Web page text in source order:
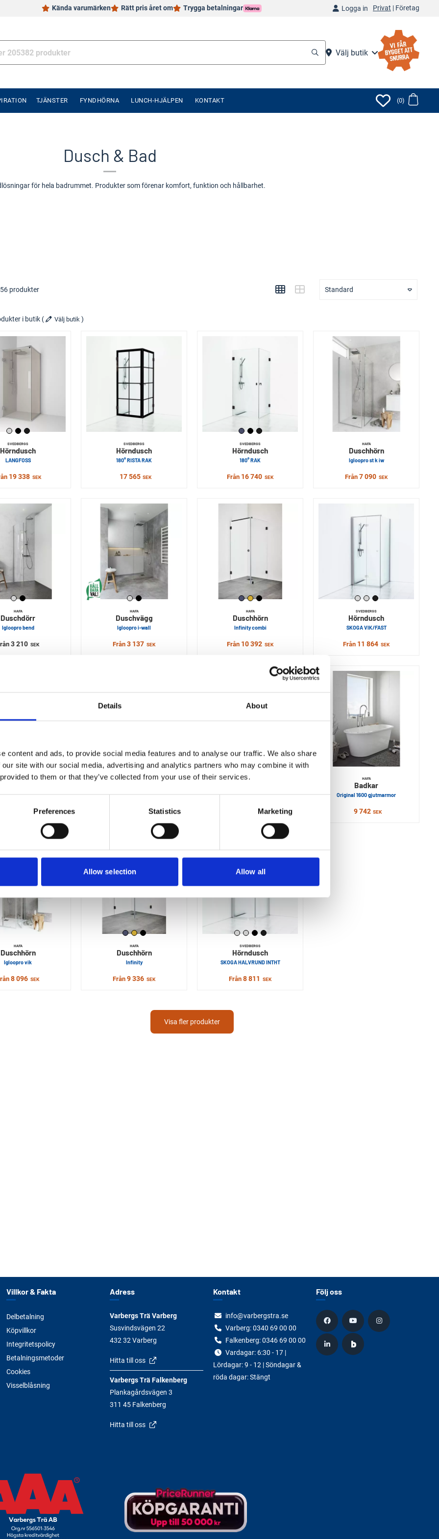
Details About
content and ads, to provide social media features and to analyse our traffic. We also share
site with our social media, advertising and analytics partners who may combine it with
to them or that they’ve collected from your use of their services.
Preferences Statistics Marketing
Allow selection Allow all
Kända varumärken Rätt pris året om Trygga betalningar Logga in Privat | Företag
Välj butik
TJÄNSTER FYNDHÖRNA LUNCH-HJÄLPEN KONTAKT (0)
Dusch & Bad
för hela badrummet. Produkter som förenar komfort, funktion och hållbarhet.
produkter Standard
i butik ( Välj butik )
SVEDBERGS
Hörndusch
LANGFOSS
19 338 SEK
SVEDBERGS
Hörndusch
180° RISTA RAK
17 565 SEK
SVEDBERGS
Hörndusch
180° RAK
Från 16 740 SEK
HAFA
Duschhörn
Igloopro st k iw
Från7 090 SEK
HAFA
Duschdörr
Igloopro bend
3 210 SEK
HAFA
Duschvägg
Igloopro i-wall
Från3 137 SEK
HAFA
Duschhörn
Infinity combi
Från 10 392 SEK
SVEDBERGS
Hörndusch
SKOGA VIK/FAST
Från 11 864 SEK
HAFA
Polaris rund
Begär offert
HAFA
Sun 1600
SEK
SVEDBERGS
KALIX
10 882SEK
HAFA
Badkar
Original 1600 gjutmarmor
9 742 SEK
HAFA
Duschhörn
Igloopro vik
8 096 SEK
HAFA
Duschhörn
Infinity
Från9 336 SEK
SVEDBERGS
Hörndusch
SKOGA HALVRUND INTHT
Från8 811 SEK
Visa fler produkter
Villkor & Fakta
Delbetalning
Köpvillkor
Integritetspolicy
Betalningsmetoder
Cookies
Visselblåsning
Adress
Varbergs Trä Varberg
Susvindsvägen 22
432 32 Varberg
Hitta till oss
Varbergs Trä Falkenberg
Plankagårdsvägen 3
311 45 Falkenberg
Hitta till oss
Kontakt
info@varbergstra.se
Varberg:0340 69 00 00
Falkenberg:0346 69 00 00
Vardagar: 6:30 - 17 |
Lördagar: 9 - 12 | Söndagar &
röda dagar: Stängt
Följ oss